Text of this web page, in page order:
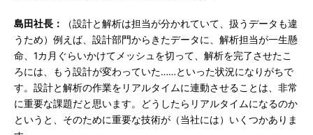
島田社長：
（設計と解析は担当が分かれていて、扱うデータも違
うため）例えば、設計部門からきたデータに、解析担当が一生懸
命、1カ月ぐらいかけてメッシュを切って、解析を完了させたこ
ろには、もう設計が変わっていた……といった状況になりがちで
す。設計と解析の作業をリアルタイムに連動させることは、非常
に重要な課題だと思います。どうしたらリアルタイムになるのか
というと、そのために重要な技術が（当社には）いくつかありま